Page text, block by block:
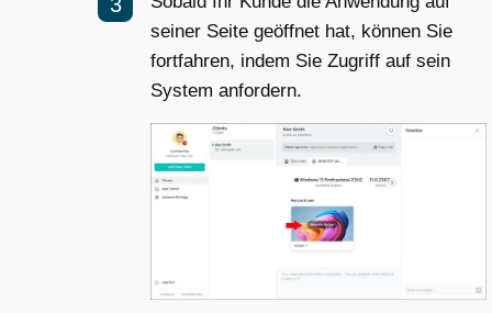
seiner Seite geöffnet hat, können Sie
fortfahren, indem Sie Zugriff auf sein
System anfordern.